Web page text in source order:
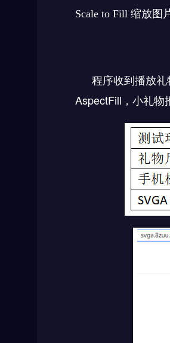
Scale to Fill 缩放图
程序收到播放
AspectFill ，小礼物